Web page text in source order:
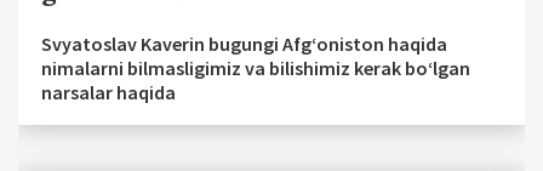
Svyatoslav Kaverin bugungi Afg‘oniston haqida
nimalarni bilmasligimiz va bilishimiz kerak bo‘lgan
narsalar haqida